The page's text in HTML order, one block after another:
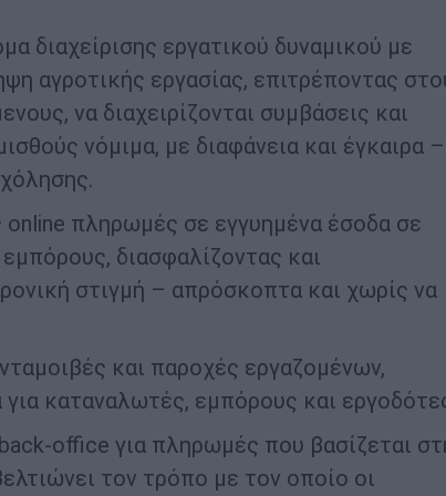
διαχείρισης εργατικού δυναμικού με
αγροτικής εργασίας, επιτρέποντας
να διαχειρίζονται συμβάσεις και
νόμιμα, με διαφάνεια και έγκαιρα –
online πληρωμές σε εγγυημένα έσοδα σε
διασφαλίζοντας και
στιγμή – απρόσκοπτα και χωρίς να
και παροχές εργαζομένων,
καταναλωτές, εμπόρους και
office για πληρωμές που βασίζεται
τον τρόπο με τον οποίο οι